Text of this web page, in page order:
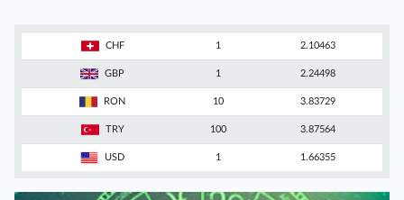
CHF 1 2.10463
GBP 1 2.24498
RON 10 3.83729
TRY 100 3.87564
USD 1 1.66355